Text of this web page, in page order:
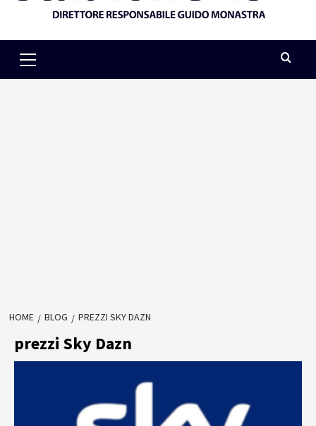
Menu
HOME BLOG PREZZI SKY DAZN
prezzi Sky Dazn